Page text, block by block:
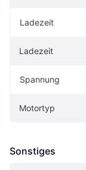
Ladezeit
Ladezeit
Spannung
Motortyp
Sonstiges